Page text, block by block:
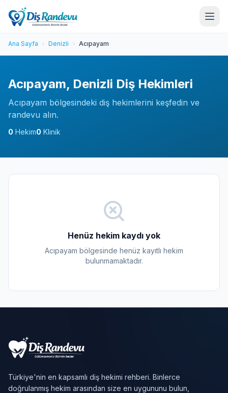
Ana Sayfa Denizli Acıpayam
Acıpayam, Denizli Diş Hekimleri
Acıpayam bölgesindeki diş hekimlerini keşfedin ve
randevu alın.
0 Hekim0 Klinik
Henüz hekim kaydı yok
Acıpayam bölgesinde henüz kayıtlı hekim
bulunmamaktadır.
Türkiye'nin en kapsamlı diş hekimi rehberi. Binlerce
doğrulanmış hekim arasından size en uygununu bulun,